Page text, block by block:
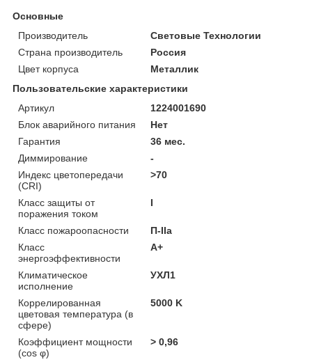
Основные
Производитель
Световые Технологии
Страна производитель
Россия
Цвет корпуса
Металлик
Пользовательские характеристики
Артикул
1224001690
Блок аварийного питания
Нет
Гарантия
36 мес.
Диммирование
-
Индекс цветопередачи
(CRI)
>70
Класс защиты от
поражения током
I
Класс пожароопасности
П-ІІа
Класс
энергоэффективности
A+
Климатическое
исполнение
УХЛ1
Коррелированная
цветовая температура (в
сфере)
5000 K
Коэффициент мощности
(cos φ)
> 0,96